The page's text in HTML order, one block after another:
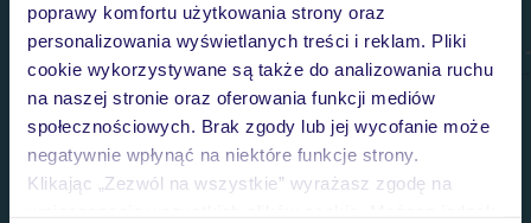
poprawy komfortu użytkowania strony oraz
personalizowania wyświetlanych treści i reklam. Pliki
cookie wykorzystywane są także do analizowania ruchu
na naszej stronie oraz oferowania funkcji mediów
społecznościowych. Brak zgody lub jej wycofanie może
negatywnie wpłynąć na niektóre funkcje strony.
Klikając „Zezwól na wszystkie” wyrażasz zgodę na